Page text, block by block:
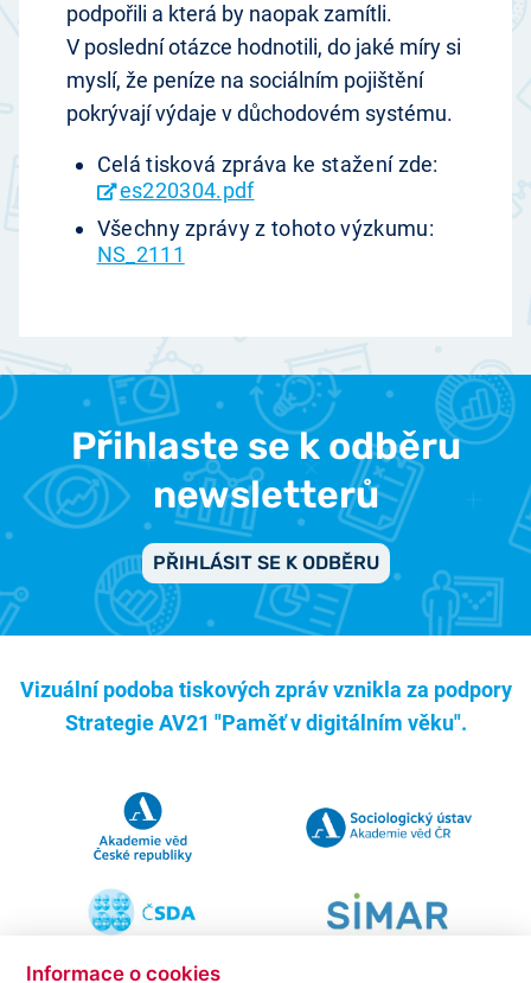
podpořili a která by naopak zamítli.
V poslední otázce hodnotili, do jaké míry si
myslí, že peníze na sociálním pojištění
pokrývají výdaje v důchodovém systému.
Celá tisková zpráva ke stažení zde:
es220304.pdf
Všechny zprávy z tohoto výzkumu:
NS_2111
Přihlaste se k odběru
newsletterů
PŘIHLÁSIT SE K ODBĚRU
Vizuální podoba tiskových zpráv vznikla za podpory
Strategie AV21 "Paměť v digitálním věku".
Informace o cookies